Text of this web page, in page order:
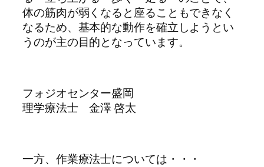
体の筋肉が弱くなると座ることもできなく
なるため、基本的な動作を確立しようとい
うのが主の目的となっています。
フォジオセンター盛岡
理学療法士 金澤 啓太
一方、作業療法士については・・・